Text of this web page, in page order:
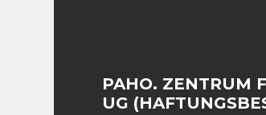
PAHO. ZENTRUM
UG